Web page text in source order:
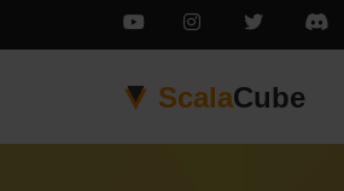
ScalaCube